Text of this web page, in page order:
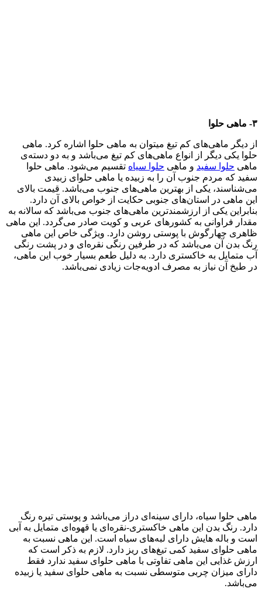
۳- ماهی حلوا
از دیگر ماهی‌های کم تیغ می‎توان به ماهی حلوا اشاره کرد. ماهی
حلوا یکی دیگر از انواع ماهی‌های کم تیغ می‌باشد و به دو دسته‌ی
ماهی حلوا سفید و ماهی حلوا سیاه تقسیم می‌شود. ماهی حلوا
سفید که مردم جنوب آن را به زبیده یا ماهی حلوای زبیدی
می‌شناسند، یکی از بهترین ماهی‌های جنوب می‌باشد. قیمت بالای
این ماهی در استان‌های جنوبی حکایت از خواص بالای آن دارد.
بنابراین یکی از ارزشمندترین ماهی‌های جنوب می‌باشد که سالانه به
مقدار فراوانی به کشورهای عربی و کویت صادر می‌گردد. این ماهی
ظاهری چهارگوش با پوستی روشن دارد. ویژگی خاص این ماهی
رنگ بدن آن می‌باشد که در طرفین رنگی نقره‌ای و در پشت رنگی
آب متمایل به خاکستری دارد. به دلیل طعم بسیار خوب این ماهی،
در طبخ آن نیاز به مصرف ادویه‌جات زیادی نمی‌باشد.
ماهی حلوا سیاه، دارای سینه‌ای دراز می‌باشد و پوستی تیره رنگ
دارد. رنگ بدن این ماهی خاکستری-نقره‌ای یا قهوه‌ای متمایل به آبی
است و باله هایش دارای لبه‌های سیاه است. این ماهی نسبت به
ماهی حلوای سفید کمی تیغ‌های ریز دارد. لازم به ذکر است که
ارزش غذایی این ماهی تفاوتی با ماهی حلوای سفید ندارد فقط
دارای میزان چربی متوسطی نسبت به ماهی حلوای سفید یا زبیده
می‌باشد.